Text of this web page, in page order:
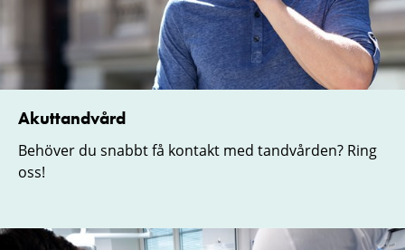
Akuttandvård
Behöver du snabbt få kontakt med tandvården? Ring
oss!